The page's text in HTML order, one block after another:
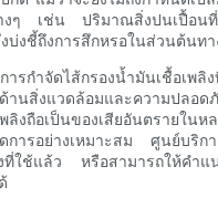
งๆ เช่น ปริมาณสิ่งปนเปื้อน
บ่งชี้ถึงการสึกหรอในส่วนต้นทา
ารกำจัดไส้กรองน้ำมันเชื้อเพลิ
ด้านสิ่งแวดล้อมและความปลอ
พลิงถือเป็นของเสียอันตรายใ
การอย่างเหมาะสม ศูนย์บริก
ที่ใช้แล้ว หรือสามารถให้คำแ